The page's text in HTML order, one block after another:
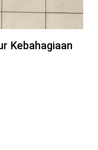
Kebahagiaan